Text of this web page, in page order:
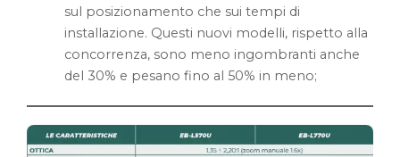
sul posizionamento che sui tempi di
installazione. Questi nuovi modelli, rispetto alla
concorrenza, sono meno ingombranti anche
del 30% e pesano fino al 50% in meno;